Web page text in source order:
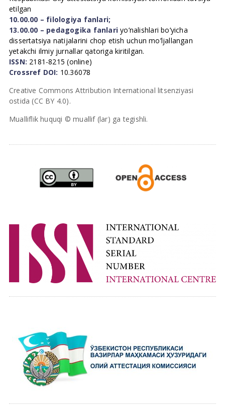
etilgan
10.00.00 – filologiya fanlari;
13.00.00 – pedagogika fanlari yo’nalishlari bo’yicha
dissertatsiya natijalarini chop etish uchun mo’ljallangan
yetakchi ilmiy jurnallar qatoriga kiritilgan.
ISSN: 2181-8215 (online)
Crossref DOI: 10.36078
Creative Commons Attribution International litsenziyasi
ostida (CC BY 4.0).
Mualliflik huquqi © muallif (lar) ga tegishli.